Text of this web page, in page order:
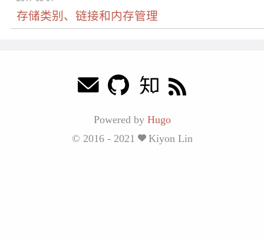
存储类别、链接和内存管理
Powered by Hugo
© 2016 - 2021
Kiyon Lin